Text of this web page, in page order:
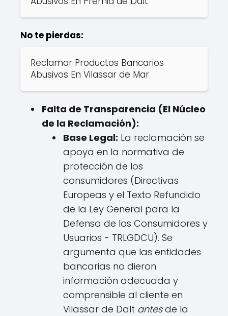
No te pierdas:
Reclamar Productos Bancarios
Abusivos En Vilassar de Mar
Falta de Transparencia (El Núcleo
de la Reclamación):
Base Legal: La reclamación se
apoya en la normativa de
protección de los
consumidores (Directivas
Europeas y el Texto Refundido
de la Ley General para la
Defensa de los Consumidores y
Usuarios - TRLGDCU). Se
argumenta que las entidades
bancarias no dieron
información adecuada y
comprensible al cliente en
Vilassar de Dalt antesde la